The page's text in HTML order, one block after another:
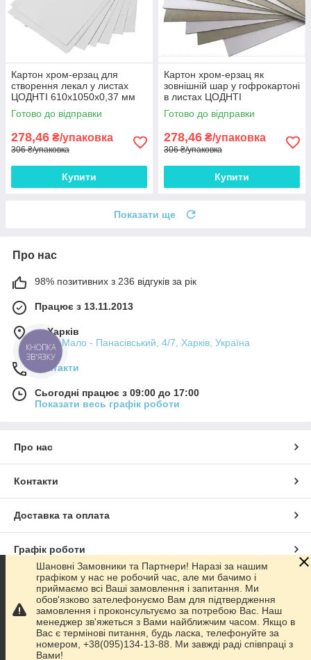
Картон хром-ерзац для
створення лекал у листах
ЦОДНТІ 610x1050x0,37 мм
щільність 270 г/м2 10 листів
Готово до відправки
278,46 ₴/упаковка
306 ₴/упаковка
Купити
Картон хром-ерзац як
зовнішній шар у гофрокартоні
в листах ЦОДНТІ
610x1050x0,37 мм щільність
270 г/м2 10 листів
Готово до відправки
278,46 ₴/упаковка
306 ₴/упаковка
Купити
Показати ще
Про нас
98% позитивних з 236 відгуків за рік
Працює з 13.11.2013
м. Харків
пров. Мало - Панасівський, 4/7, Харків, Україна
Контакти
Сьогодні працює з 09:00 до 17:00
Показати весь графік роботи
Про нас
Контакти
Доставка та оплата
Графік роботи
Повна версія сайту
Сайт створено на маркетплейсіProm.ua
Політика конфіденційності
Шановні Замовники та Партнери! Наразі за нашим
графіком у нас не робочий час, але ми бачимо і
приймаємо всі Ваші замовлення і запитання. Ми
обов'язково зателефонуємо Вам для підтвердження
замовлення і проконсультуємо за потребою Вас. Наш
менеджер зв'яжеться з Вами найближчим часом. Якщо в
Вас є термінові питання, будь ласка, телефонуйте за
номером, +38(095)134-13-88. Ми завжді раді співпраці з
Вами!
КНОПКА
ЗВ'ЯЗКУ